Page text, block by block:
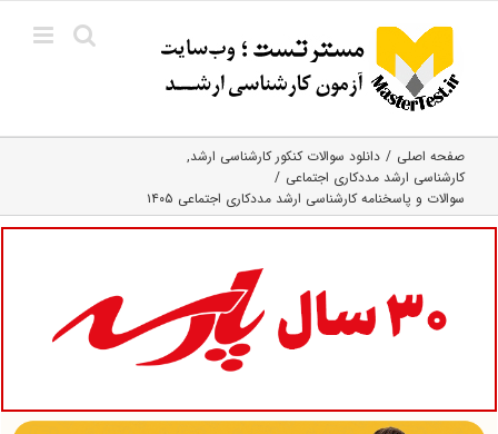
content
صفحه اصلی
دانلود سوالات کنکور کارشناسی ارشد
کارشناسی ارشد مددکاری اجتماعی
سوالات و پاسخنامه کارشناسی ارشد مددکاری اجتماعی ۱۴۰۵